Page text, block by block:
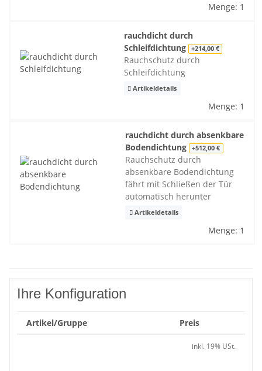
Menge: 1
rauchdicht durch
Schleifdichtung
+214,00 €
Rauchschutz durch
Schleifdichtung
Artikeldetails
Menge: 1
rauchdicht durch absenkbare
Bodendichtung +512,00 €
Rauchschutz durch
absenkbare Bodendichtung
fährt mit Schließen der Tür
automatisch herunter
Artikeldetails
Menge: 1
Ihre Konfiguration
Artikel/Gruppe Preis
inkl. 19% USt.